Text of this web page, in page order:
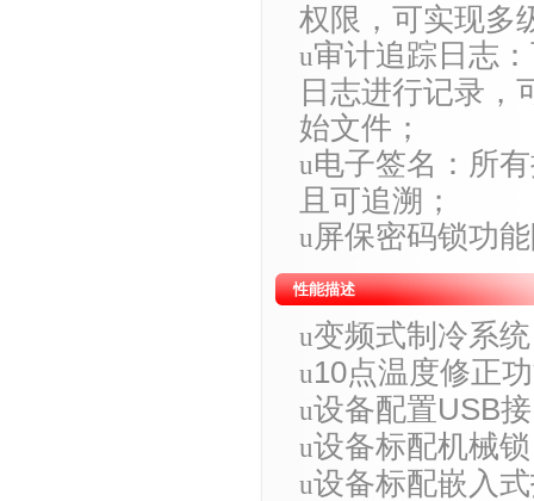
权限，可实现多
u审计追踪日志
日志进行记录，
始文件；
u电子签名：所
且可追溯；
u屏保密码锁功
性能描述
u变频式制冷系
u10点温度修正
u设备配置USB
u设备标配机械
u设备标配嵌入